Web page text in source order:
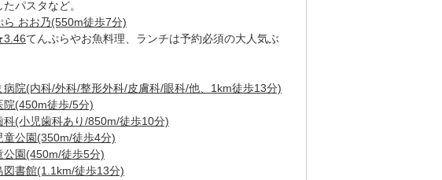
パスタなど。
ら おお乃(550m徒歩7分)
てんぷらやお魚料理、ランチは予約必須の大人気ぶ
病院(内科/外科/整形外科/皮膚科/眼科/他、1km徒歩13分)
院(450m徒歩/5分)
科(小児歯科あり/850m/徒歩10分)
童公園(350m/徒歩4分)
公園(450m/徒歩5分)
図書館(1.1km/徒歩13分)